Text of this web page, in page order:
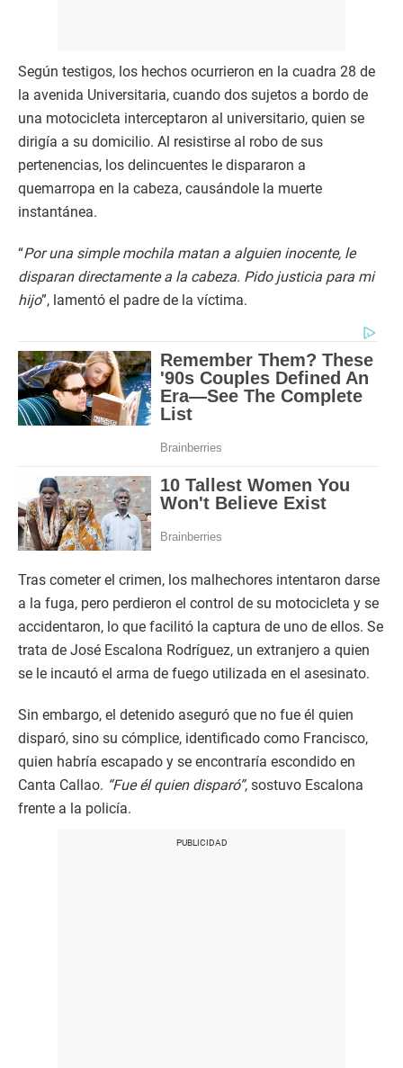
Según testigos, los hechos ocurrieron en la cuadra 28 de
la avenida Universitaria, cuando dos sujetos a bordo de
una motocicleta interceptaron al universitario, quien se
dirigía a su domicilio. Al resistirse al robo de sus
pertenencias, los delincuentes le dispararon a
quemarropa en la cabeza, causándole la muerte
instantánea.
“Por una simple mochila matan a alguien inocente, le
disparan directamente a la cabeza. Pido justicia para mi
hijo”, lamentó el padre de la víctima.
Tras cometer el crimen, los malhechores intentaron darse
a la fuga, pero perdieron el control de su motocicleta y se
accidentaron, lo que facilitó la captura de uno de ellos. Se
trata de José Escalona Rodríguez, un extranjero a quien
se le incautó el arma de fuego utilizada en el asesinato.
Sin embargo, el detenido aseguró que no fue él quien
disparó, sino su cómplice, identificado como Francisco,
quien habría escapado y se encontraría escondido en
Canta Callao. “Fue él quien disparó”, sostuvo Escalona
frente a la policía.